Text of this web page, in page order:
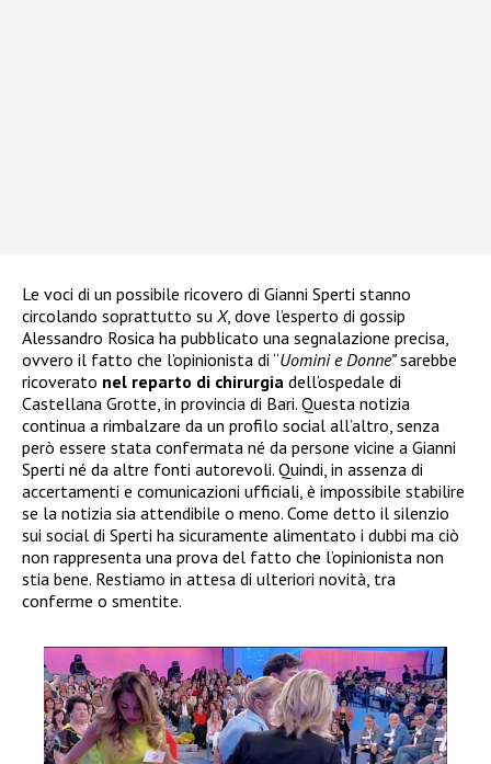
Le voci di un possibile ricovero di Gianni Sperti stanno
circolando soprattutto su X, dove l’esperto di gossip
Alessandro Rosica ha pubblicato una segnalazione precisa,
ovvero il fatto che l’opinionista di “Uomini e Donne”sarebbe
ricoverato nel reparto di chirurgia dell’ospedale di
Castellana Grotte, in provincia di Bari. Questa notizia
continua a rimbalzare da un profilo social all’altro, senza
però essere stata confermata né da persone vicine a Gianni
Sperti né da altre fonti autorevoli. Quindi, in assenza di
accertamenti e comunicazioni ufficiali, è impossibile stabilire
se la notizia sia attendibile o meno. Come detto il silenzio
sui social di Sperti ha sicuramente alimentato i dubbi ma ciò
non rappresenta una prova del fatto che l’opinionista non
stia bene. Restiamo in attesa di ulteriori novità, tra
conferme o smentite.